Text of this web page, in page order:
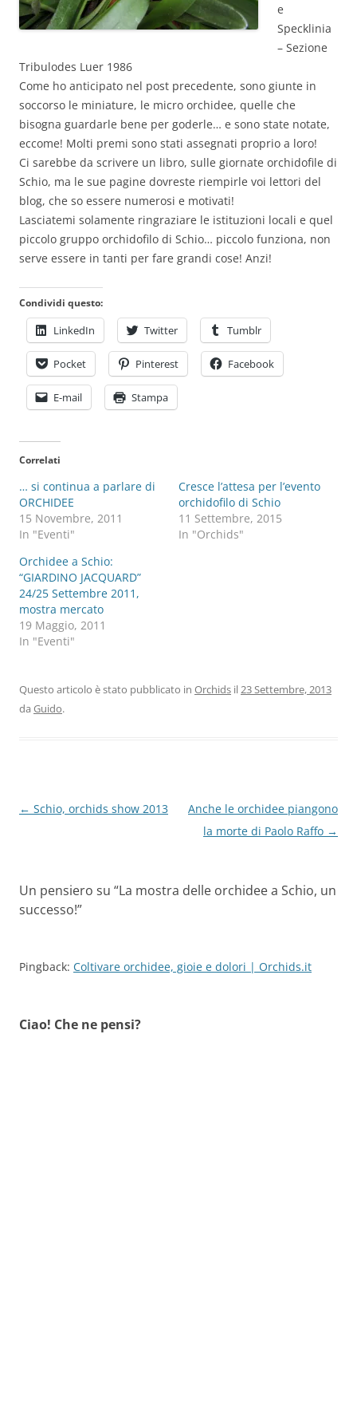
e
Specklinia
– Sezione
Tribulodes Luer 1986
Come ho anticipato nel post precedente, sono giunte in
soccorso le miniature, le micro orchidee, quelle che
bisogna guardarle bene per goderle… e sono state notate,
eccome! Molti premi sono stati assegnati proprio a loro!
Ci sarebbe da scrivere un libro, sulle giornate orchidofile di
Schio, ma le sue pagine dovreste riempirle voi lettori del
blog, che so essere numerosi e motivati!
Lasciatemi solamente ringraziare le istituzioni locali e quel
piccolo gruppo orchidofilo di Schio… piccolo funziona, non
serve essere in tanti per fare grandi cose! Anzi!
Condividi questo:
LinkedIn Twitter Tumblr
Pocket Pinterest Facebook
E-mail Stampa
Correlati
… si continua a parlare di
ORCHIDEE
15 Novembre, 2011
In "Eventi"
Cresce l’attesa per l’evento
orchidofilo di Schio
11 Settembre, 2015
In "Orchids"
Orchidee a Schio:
“GIARDINO JACQUARD”
24/25 Settembre 2011,
mostra mercato
19 Maggio, 2011
In "Eventi"
Questo articolo è stato pubblicato in Orchids il 23 Settembre, 2013
da Guido.
Navigazione
← Schio, orchids show 2013
Anche le orchidee piangono
la morte di Paolo Raffo →
Un pensiero su “La mostra delle orchidee a Schio, un
successo!”
Pingback: Coltivare orchidee, gioie e dolori | Orchids.it
Ciao! Che ne pensi?